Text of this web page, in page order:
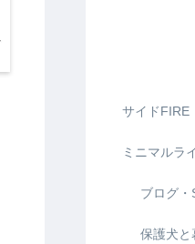
サイドFIRE
ミニマルラ
ブログ・
保護犬と